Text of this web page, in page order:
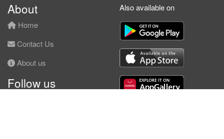
About
Home
Contact Us
About us
Follow us
Also available on